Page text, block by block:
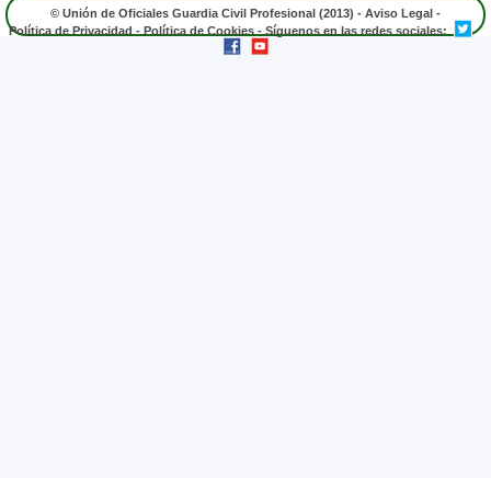
© Unión de Oficiales Guardia Civil Profesional (2013) - Aviso Legal -
Política de Privacidad-Política de Cookies- Síguenos en las redes sociales: